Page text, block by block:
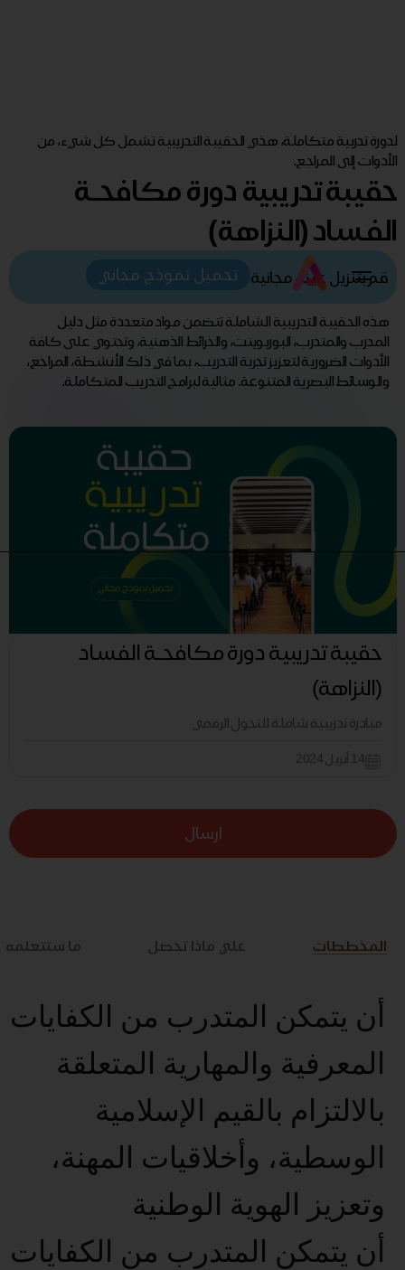
لدورة تدربية متكاملة، هذي الحقيبة التدريبية تشمل كل شيء، من
الأدوات إلى المراجع.
حقيبة تدريبية دورة مكافحـة
الفساد (النزاهة)
قم بتنزيل عينة مجانية تحميل نموذج مجاني
هذه الحقيبة التدريبية الشاملة تتضمن مواد متعددة مثل دليل
المدرب والمتدرب، البوربوينت، والخرائط الذهنية، وتحتوي على كافة
الأدوات الضرورية لتعزيز تجربة التدريب، بما في ذلك الأنشطة، المراجع،
والوسائط البصرية المتنوعة. مثالية لبرامج التدريب المتكاملة.
حقيبة تدريبية دورة مكافحـة الفساد
(النزاهة)
مبادرة تدريبية شاملة للتحول الرقمي
14 أبريل 2024
ارسال
المخططات علي ماذا تحصل ما ستتعلمه
أن يتمكن المتدرب من الكفايات
المعرفية والمهارية المتعلقة
بالالتزام بالقيم الإسلامية
الوسطية، وأخلاقيات المهنة،
وتعزيز الهوية الوطنية
أن يتمكن المتدرب من الكفايات